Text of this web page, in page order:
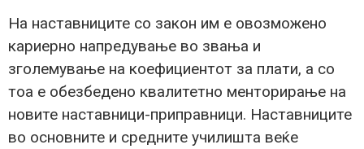
На наставниците со закон им е овозможено
кариерно напредување во звања и
зголемување на коефициентот за плати, а со
тоа е обезбедено квалитетно менторирање на
новите наставници-приправници. Наставниците
во основните и средните училишта веќе